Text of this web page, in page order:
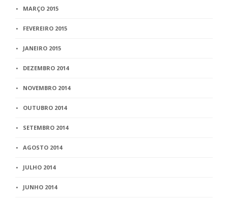
MARÇO 2015
FEVEREIRO 2015
JANEIRO 2015
DEZEMBRO 2014
NOVEMBRO 2014
OUTUBRO 2014
SETEMBRO 2014
AGOSTO 2014
JULHO 2014
JUNHO 2014